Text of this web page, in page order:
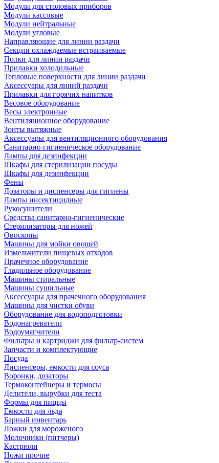
Модули для столовых приборов
Модули кассовые
Модули нейтральные
Модули угловые
Направляющие для линии раздачи
Секции охлаждаемые встраиваемые
Полки для линии раздачи
Прилавки холодильные
Тепловые поверхности для линии раздачи
Аксессуары для линий раздачи
Прилавки для горячих напитков
Весовое оборудование
Весы электронные
Вентиляционное оборудование
Зонты вытяжные
Аксессуары для вентиляционного оборудования
Санитарно-гигиеническое оборудование
Лампы для дезинфекции
Шкафы для стерилизации посуды
Шкафы для дезинфекции
Фены
Дозаторы и диспенсеры для гигиены
Лампы инсектицидные
Рукосушители
Средства санитарно-гигиенические
Стерилизаторы для ножей
Овоскопы
Машины для мойки овощей
Измельчители пищевых отходов
Прачечное оборудование
Гладильное оборудование
Машины стиральные
Машины сушильные
Аксессуары для прачечного оборудования
Машины для чистки обуви
Оборудование для водоподготовки
Водонагреватели
Водоумягчители
Фильтры и картриджи для фильтр-систем
Запчасти и комплектующие
Посуда
Диспенсеры, емкости для соуса
Воронки, дозаторы
Термоконтейнеры и термосы
Делители, вырубки для теста
Формы для пиццы
Емкости для льда
Барный инвентарь
Ложки для мороженого
Молочники (питчеры)
Кастрюли
Ножи прочие